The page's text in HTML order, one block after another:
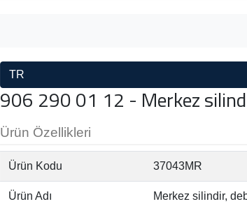
TR
906 290 01 12 - Merkez
Ürün Özellikleri
Ürün Kodu 37043MR
Ürün Adı Merkez silindir,